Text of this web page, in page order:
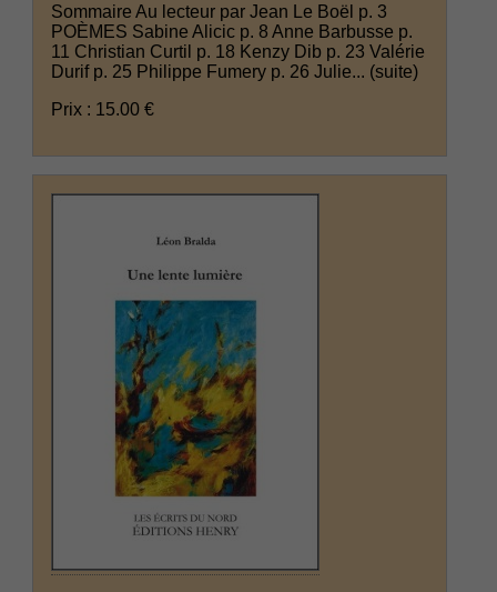
Sommaire Au lecteur par Jean Le Boël p. 3
POÈMES Sabine Alicic p. 8 Anne Barbusse p.
11 Christian Curtil p. 18 Kenzy Dib p. 23 Valérie
Durif p. 25 Philippe Fumery p. 26 Julie... (suite)
Prix : 15.00 €